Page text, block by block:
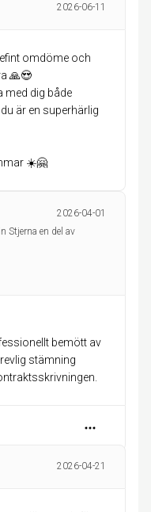
2026-06-11
omdöme och
🙏😍
med dig både
är en superhärlig
☀️🤗
2026-04-01
Stjerna en del av
bemött av
stämning
2026-04-21